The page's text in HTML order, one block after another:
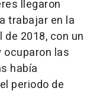
llegaron
trabajar en la
2018, con un
ocuparon las
había
periodo de